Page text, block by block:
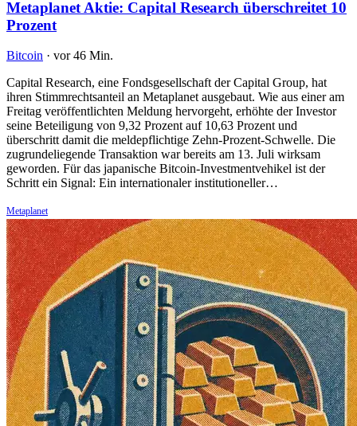
Metaplanet Aktie: Capital Research überschreitet 10
Prozent
Bitcoin · vor 46 Min.
Capital Research, eine Fondsgesellschaft der Capital Group, hat
ihren Stimmrechtsanteil an Metaplanet ausgebaut. Wie aus einer am
Freitag veröffentlichten Meldung hervorgeht, erhöhte der Investor
seine Beteiligung von 9,32 Prozent auf 10,63 Prozent und
überschritt damit die meldepflichtige Zehn-Prozent-Schwelle. Die
zugrundeliegende Transaktion war bereits am 13. Juli wirksam
geworden. Für das japanische Bitcoin-Investmentvehikel ist der
Schritt ein Signal: Ein internationaler institutioneller…
Metaplanet